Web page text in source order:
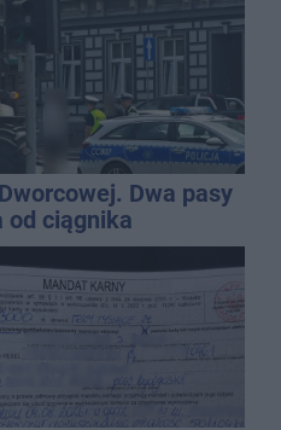
Dwa pasy
od ciągnika